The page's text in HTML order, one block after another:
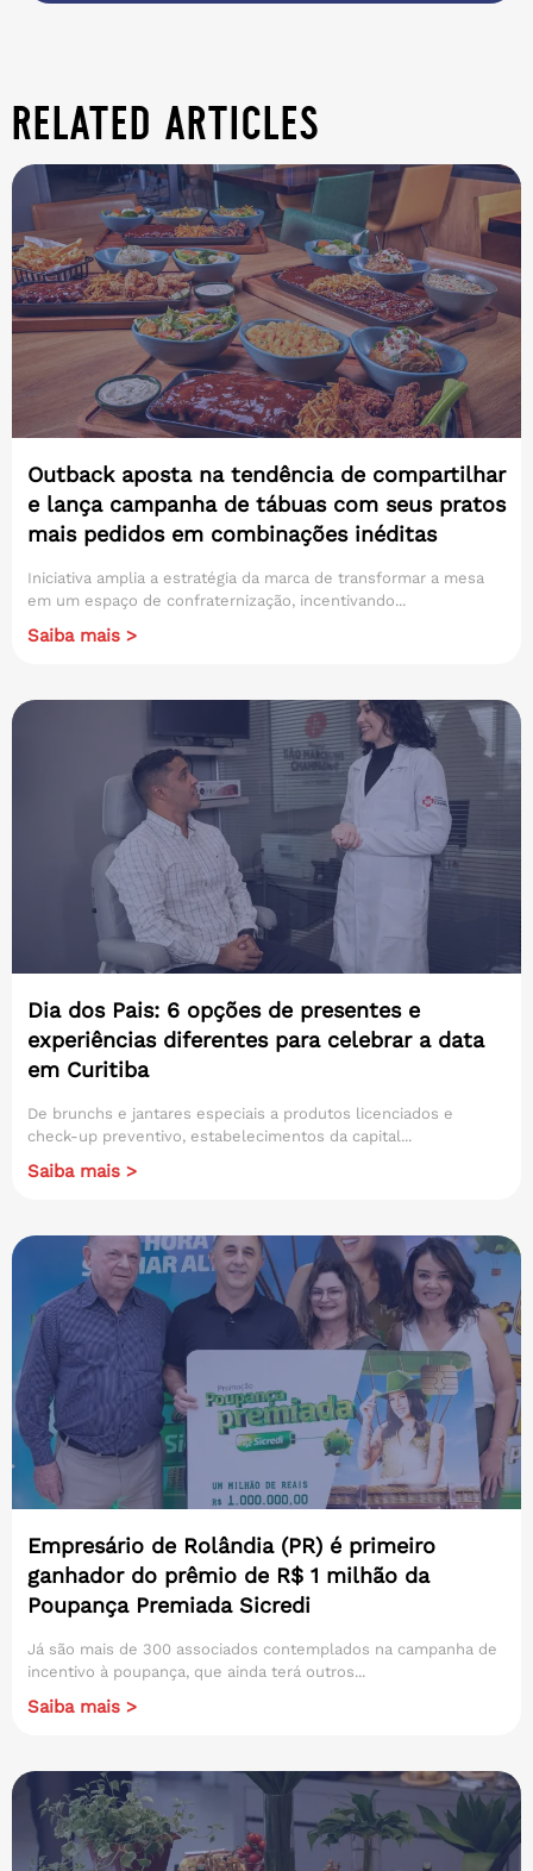
related articles
Outback aposta na tendência de compartilhar
e lança campanha de tábuas com seus pratos
mais pedidos em combinações inéditas
Iniciativa amplia a estratégia da marca de transformar a mesa
em um espaço de confraternização, incentivando...
Saiba mais >
Dia dos Pais: 6 opções de presentes e
experiências diferentes para celebrar a data
em Curitiba
De brunchs e jantares especiais a produtos licenciados e
check-up preventivo, estabelecimentos da capital...
Saiba mais >
Empresário de Rolândia (PR) é primeiro
ganhador do prêmio de R$ 1 milhão da
Poupança Premiada Sicredi
Já são mais de 300 associados contemplados na campanha de
incentivo à poupança, que ainda terá outros...
Saiba mais >